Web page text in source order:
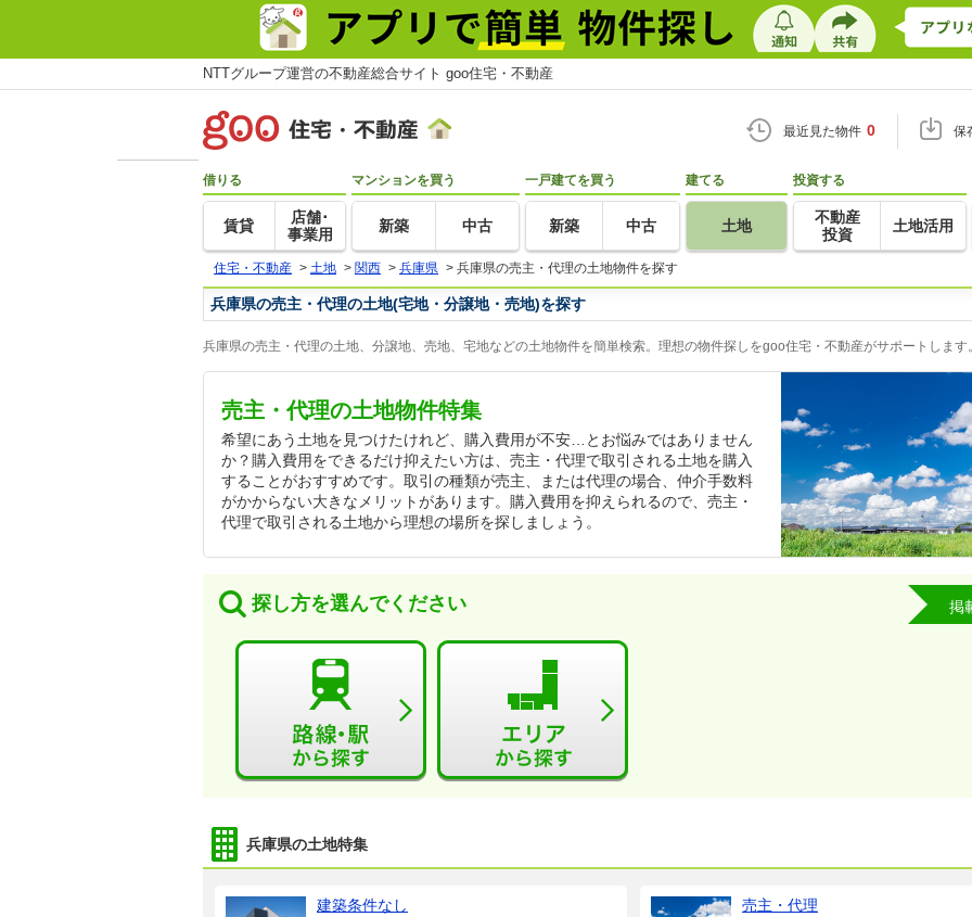
NTTグループ運営の不動産総合サイト goo住宅・不動産
最近見た物件 0 保
借りる
賃貸
店舗･
事業用
マンションを買う
新築 中古
一戸建てを買う
新築 中古
建てる
土地
投資する
不動産
投資
土地活用
住宅・不動産 > 土地 > 関西 > 兵庫県 > 兵庫県の売主・代理の土地物件を探す
兵庫県の売主・代理の土地(宅地・分譲地・売地)を探す
兵庫県の売主・代理の土地、分譲地、売地、宅地などの土地物件を簡単検索。理想の物件探しをgoo住宅・不動産がサポートします
売主・代理の土地物件特集
希望にあう土地を見つけたけれど、購入費用が不安…とお悩みではありません
か？購入費用をできるだけ抑えたい方は、売主・代理で取引される土地を購入
することがおすすめです。取引の種類が売主、または代理の場合、仲介手数料
がかからない大きなメリットがあります。購入費用を抑えられるので、売主・
代理で取引される土地から理想の場所を探しましょう。
探し方を選んでください 掲
兵庫県の土地特集
建築条件なし 売主・代理